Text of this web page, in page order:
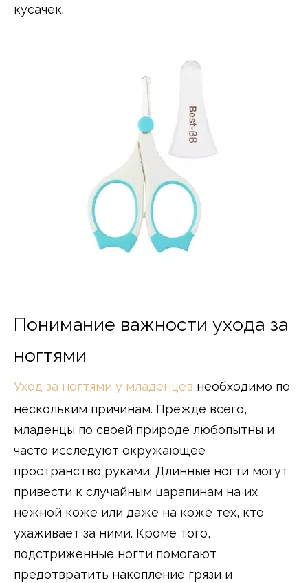
кусачек.
Понимание важности ухода за
ногтями
Уход за ногтями у младенцев необходимо по
нескольким причинам. Прежде всего,
младенцы по своей природе любопытны и
часто исследуют окружающее
пространство руками. Длинные ногти могут
привести к случайным царапинам на их
нежной коже или даже на коже тех, кто
ухаживает за ними. Кроме того,
подстриженные ногти помогают
предотвратить накопление грязи и